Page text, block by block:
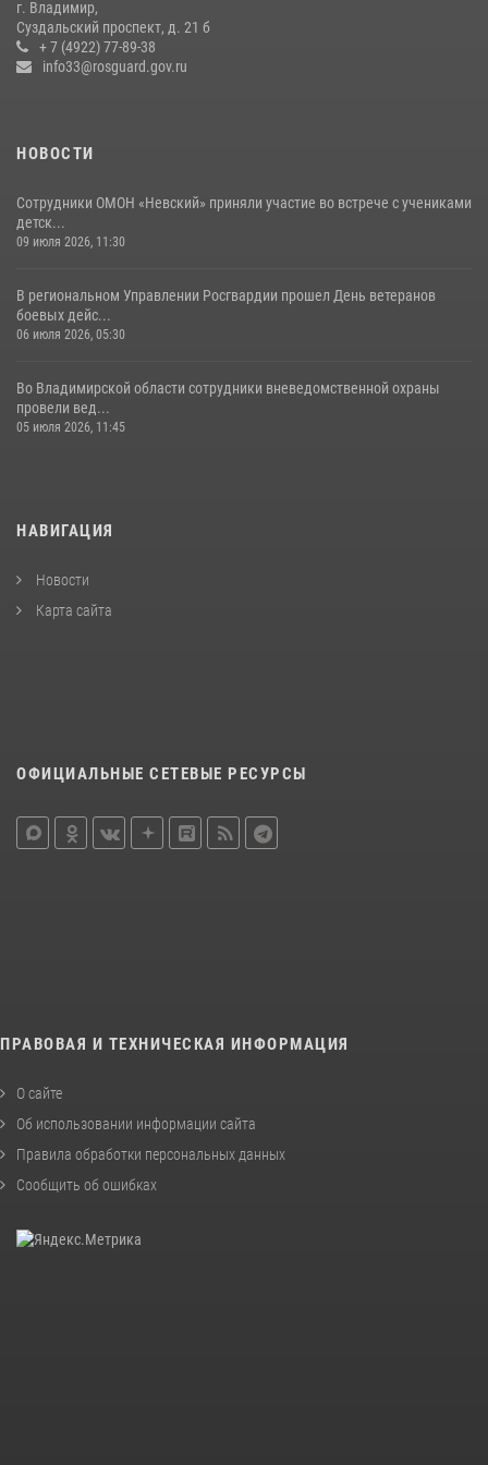
Владимирские Росгвардейцы обеспечили правопорядок при
проведении «Дня огурца» в Суздале
г. Владимир,
Суздальский проспект, д. 21 б
+ 7 (4922) 77-89-38
info33@rosguard.gov.ru
НОВОСТИ
Сотрудники ОМОН «Невский» приняли участие во встрече с учениками
детск...
09 июля 2026, 11:30
В региональном Управлении Росгвардии прошел День ветеранов
боевых дейс...
06 июля 2026, 05:30
Во Владимирской области сотрудники вневедомственной охраны
провели вед...
05 июля 2026, 11:45
НАВИГАЦИЯ
Новости
Карта сайта
ОФИЦИАЛЬНЫЕ СЕТЕВЫЕ РЕСУРСЫ
ПРАВОВАЯ И ТЕХНИЧЕСКАЯ ИНФОРМАЦИЯ
О сайте
Об использовании информации сайта
Правила обработки персональных данных
Сообщить об ошибках